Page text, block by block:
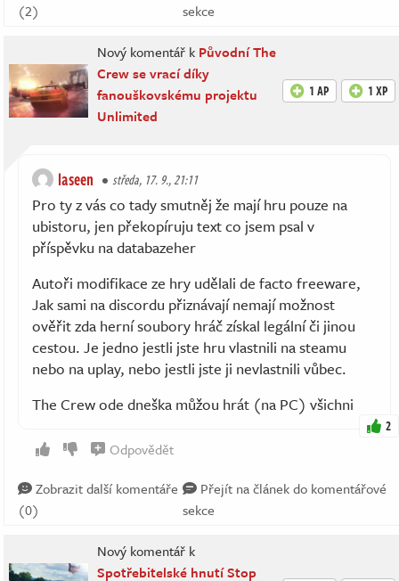
(2)
sekce
Nový komentář k Původní The
Crew se vrací díky
fanouškovskému projektu
Unlimited
1 AP 1 XP
laseen středa, 17. 9., 21:11
Pro ty z vás co tady smutněj že mají hru pouze na
ubistoru, jen překopíruju text co jsem psal v
příspěvku na databazeher
Autoři modifikace ze hry udělali de facto freeware,
Jak sami na discordu přiznávají nemají možnost
ověřit zda herní soubory hráč získal legální či jinou
cestou. Je jedno jestli jste hru vlastnili na steamu
nebo na uplay, nebo jestli jste ji nevlastnili vůbec.
The Crew ode dneška můžou hrát (na PC) všichni
2
Odpovědět
Zobrazit další komentáře
(0)
Přejít na článek do komentářové
sekce
Nový komentář k
Spotřebitelské hnutí Stop